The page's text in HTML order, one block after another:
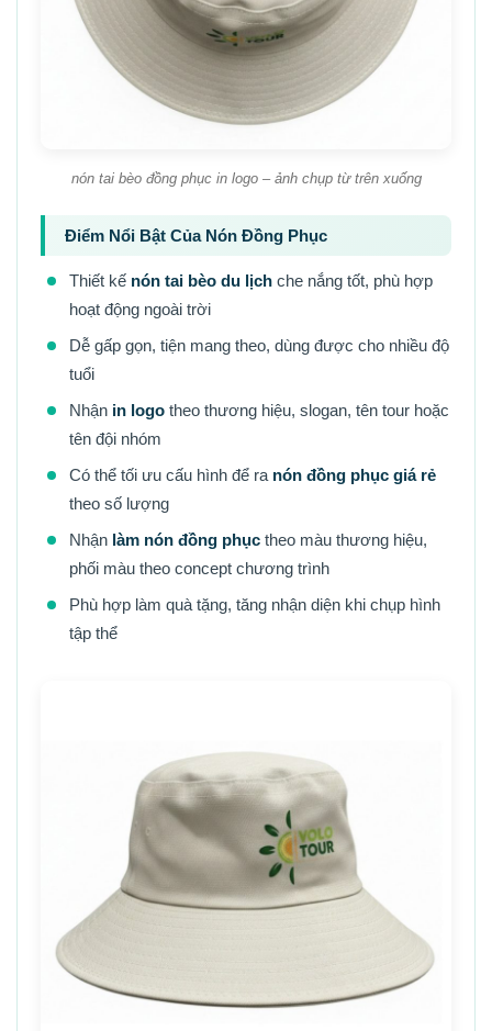
nón tai bèo đồng phục in logo – ảnh chụp từ trên xuống
Điểm Nổi Bật Của Nón Đồng Phục
Thiết kế nón tai bèo du lịch che nắng tốt, phù hợp
hoạt động ngoài trời
Dễ gấp gọn, tiện mang theo, dùng được cho nhiều độ
tuổi
Nhận in logo theo thương hiệu, slogan, tên tour hoặc
tên đội nhóm
Có thể tối ưu cấu hình để ra nón đồng phục giá rẻ
theo số lượng
Nhận làm nón đồng phục theo màu thương hiệu,
phối màu theo concept chương trình
Phù hợp làm quà tặng, tăng nhận diện khi chụp hình
tập thể